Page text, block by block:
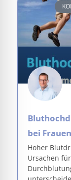
bei Frauen
Hoher
Ursachen